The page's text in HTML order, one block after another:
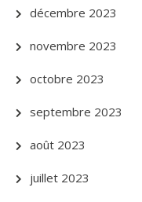
décembre 2023
novembre 2023
octobre 2023
septembre 2023
août 2023
juillet 2023